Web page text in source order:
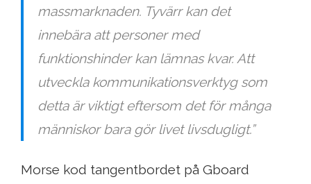
massmarknaden. Tyvärr kan det
innebära att personer med
funktionshinder kan lämnas kvar. Att
utveckla kommunikationsverktyg som
detta är viktigt eftersom det för många
människor bara gör livet livsdugligt.”
Morse kod tangentbordet på Gboard